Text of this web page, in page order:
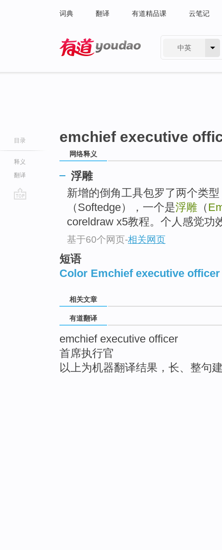
词典 翻译 有道精品课 云笔记
中英
目录
释义
翻译
emchief executive
网络释义
浮雕
新增的倒角工具包罗了两个类
（Softedge），一个是浮雕 （
coreldraw x5教程。个人感觉功
基于60个网页-相关网页
短语
Color Emchief executive officer
相关文章
有道翻译
emchief executive officer
首席执行官
以上为机器翻译结果，长、整句